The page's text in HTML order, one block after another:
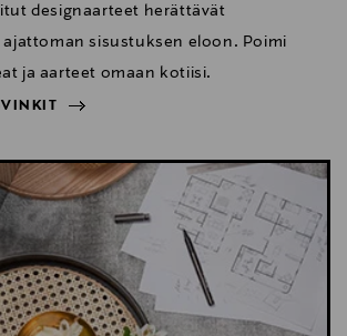
designaarteet herättävät
ajattoman sisustuksen eloon. Poimi
ja aarteet omaan kotiisi.